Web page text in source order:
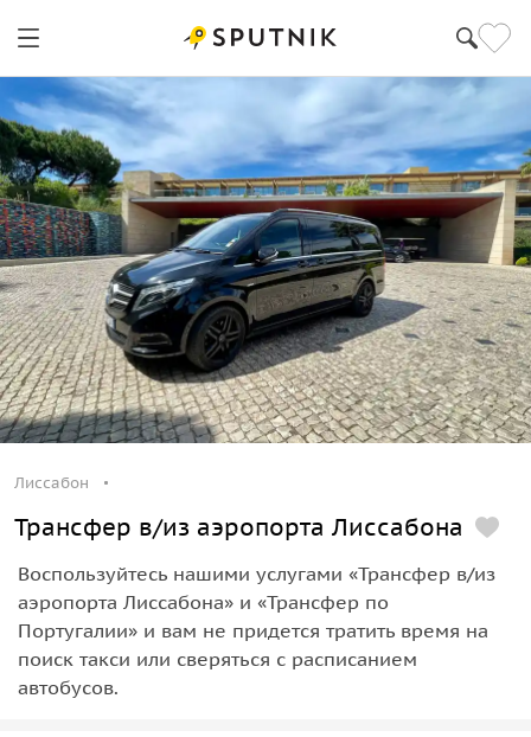
Лиссабон
Трансфер в/из аэропорта Лиссабона
Воспользуйтесь нашими услугами «Трансфер в/из
аэропорта Лиссабона» и «Трансфер по
Португалии» и вам не придется тратить время на
поиск такси или сверяться с расписанием
автобусов.